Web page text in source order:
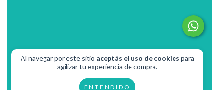
Al navegar por este sitio aceptás el uso de cookies para
agilizar tu experiencia de compra.
ENTENDIDO